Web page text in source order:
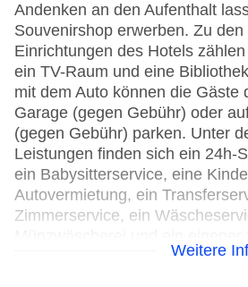
Andenken an den Aufenthalt
Souvenirshop erwerben. Zu den
Einrichtungen des Hotels
ein TV-Raum und eine
mit dem Auto können die Gäste
Garage (gegen Gebühr) oder
(gegen Gebühr) parken. Unter
Leistungen finden sich ein 24h-
ein Babysitterservice, eine
Autovermietung, ein
Zimmerservice, ein
Erkundung der Umgebung
Weitere